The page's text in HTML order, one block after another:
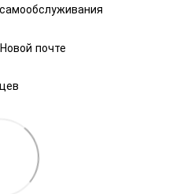
почте